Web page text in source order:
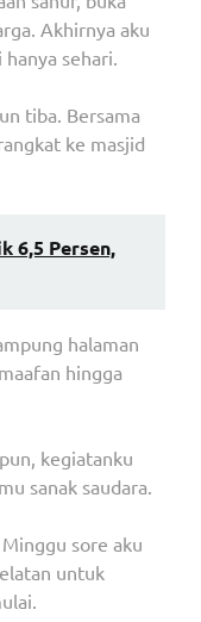
Akhirnya aku
sehari.
tiba. Bersama
ke masjid
6,5 Persen,
halaman
hingga
kegiatanku
sanak saudara.
sore aku
untuk